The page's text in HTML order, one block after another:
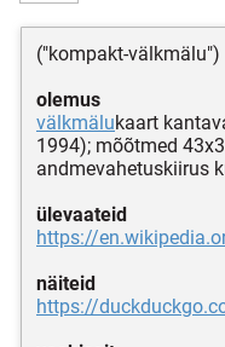
("kompakt-välkmälu")
olemus
välkmälukaart
1994); mõõtmed
andmevahetuskiirus
ülevaateid
https://
näiteid
https://